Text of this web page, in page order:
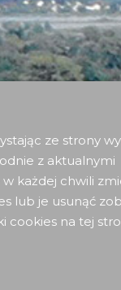
Walne
ze strony
z aktualnymi
każdej chwili
lub je usunąć
cookies na tej